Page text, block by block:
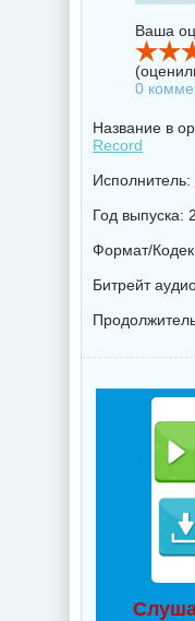
Ваша
0
Название в
Record
Исполнитель:
Год выпуска:
Формат/
Битрейт